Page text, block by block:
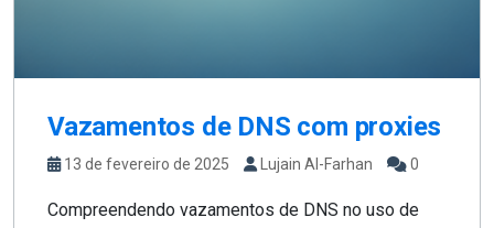
Vazamentos de DNS com proxies
13 de fevereiro de 2025 Lujain Al-Farhan 0
Compreendendo vazamentos de DNS no uso de